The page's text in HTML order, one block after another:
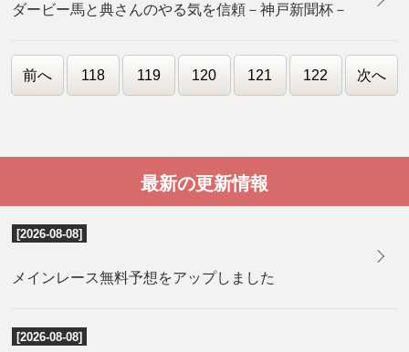
ダービー馬と典さんのやる気を信頼－神戸新聞杯－
前へ 118 119 120 121 122 次へ
最新の更新情報
[2026-08-08]
メインレース無料予想をアップしました
[2026-08-08]